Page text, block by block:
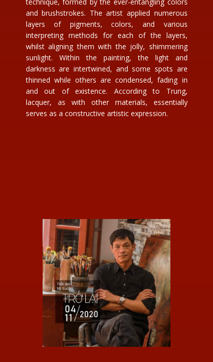
and brushstrokes. The artist applied numerous
layers of pigments, colors, and various
interpreting methods for each of the layers,
whilst aligning them with the jolly, shimmering
sunlight. Within the painting, the light and
darkness are intertwined, and some spots are
thinned while others are condensed, fading in
and out of existence. According to Trung,
lacquer, as with other materials, essentially
serves as a constructive artistic expression.